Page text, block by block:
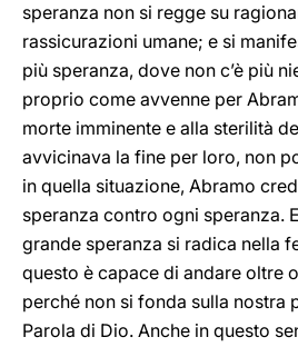
speranza non si regge su
rassicurazioni umane; e si
più speranza, dove non c’è più
proprio come avvenne per
morte imminente e alla sterilità
avvicinava la fine per loro, non
in quella situazione, Abramo
speranza contro ogni speranza.
grande speranza si radica nella
questo è capace di andare oltre
perché non si fonda sulla nostra
Parola di Dio. Anche in questo